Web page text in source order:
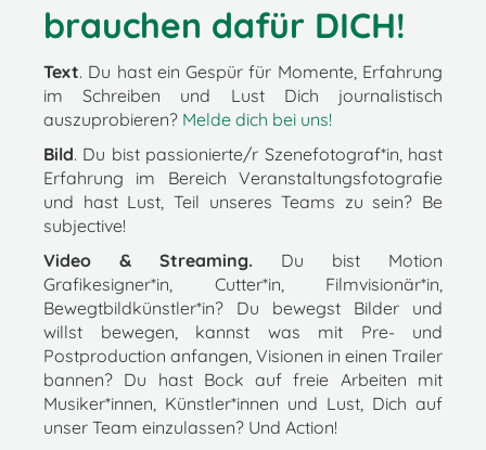
brauchen dafür DICH!
Text. Du hast ein Gespür für Momente, Erfahrung
im Schreiben und Lust Dich journalistisch
auszuprobieren? Melde dich bei uns!
Bild. Du bist passionierte/r Szenefotograf*in, hast
Erfahrung im Bereich Veranstaltungsfotografie
und hast Lust, Teil unseres Teams zu sein? Be
subjective!
Video & Streaming. Du bist Motion
Grafikesigner*in, Cutter*in, Filmvisionär*in,
Bewegtbildkünstler*in? Du bewegst Bilder und
willst bewegen, kannst was mit Pre- und
Postproduction anfangen, Visionen in einen Trailer
bannen? Du hast Bock auf freie Arbeiten mit
Musiker*innen, Künstler*innen und Lust, Dich auf
unser Team einzulassen? Und Action!